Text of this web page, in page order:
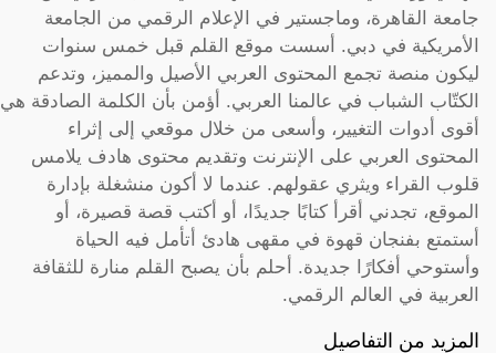
جامعة القاهرة، وماجستير في الإعلام الرقمي من الجامعة
الأمريكية في دبي. أسست موقع القلم قبل خمس سنوات
ليكون منصة تجمع المحتوى العربي الأصيل والمميز، وتدعم
الكتّاب الشباب في عالمنا العربي. أؤمن بأن الكلمة الصادقة هي
أقوى أدوات التغيير، وأسعى من خلال موقعي إلى إثراء
المحتوى العربي على الإنترنت وتقديم محتوى هادف يلامس
قلوب القراء ويثري عقولهم. عندما لا أكون منشغلة بإدارة
الموقع، تجدني أقرأ كتابًا جديدًا، أو أكتب قصة قصيرة، أو
أستمتع بفنجان قهوة في مقهى هادئ أتأمل فيه الحياة
وأستوحي أفكارًا جديدة. أحلم بأن يصبح القلم منارة للثقافة
العربية في العالم الرقمي.
المزيد من التفاصيل